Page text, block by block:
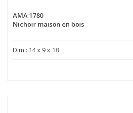
AMA 1780
Nichoir maison en bois
Dim : 14 x 9 x 18